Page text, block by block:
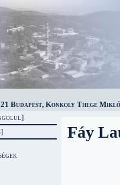
Budapest, Konkoly Thege
Fáy